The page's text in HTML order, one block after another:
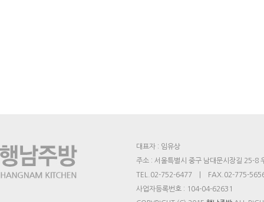
대표자 : 임유상
주소 : 서울특별시 중구 남대문시장길 25-8
TEL.02-752-6477 | FAX.02-775-
사업자등록번호 : 104-04-62631